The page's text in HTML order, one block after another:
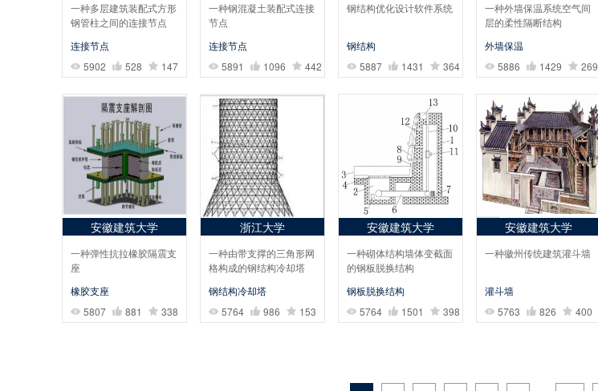
一种多层建筑装配式方形
钢管柱之间的连接节点
连接节点
5902
528 147
一种钢混凝土装配式连接
节点
连接节点
5891
1096 442
钢结构优化设计软件系统
钢结构
5887
1431 364
一种外墙保温系统空气间
层的柔性隔断结构
外墙保温
5886
1429 269
安徽建筑大学
一种弹性抗拉橡胶隔震支
座
橡胶支座
5807
881 338
浙江大学
一种由带支撑的三角形网
格构成的钢结构冷却塔
钢结构冷却塔
5764
986 153
安徽建筑大学
一种砌体结构墙体变截面
的钢板脱换结构
钢板脱换结构
5764
1501 398
安徽建筑大学
一种徽州传统建筑灌斗墙
灌斗墙
5763
826 400